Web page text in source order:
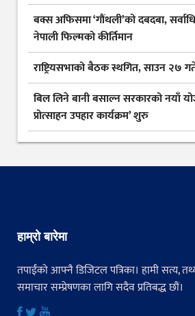
बक्स अफिसमा ‘गौंथली’को दबदबा,
नेपाली फिल्मको कीर्तिमान
राष्ट्रियसभाको बैठक स्थगित, साउन २७
बिल लिने बानी बसाल्न सरकारको नयाँ
प्रोत्साहन उपहार कार्यक्रम’ शुरु
हाम्रो बारेमा
तपाईंको आफ्नै डिजिटल पत्रिका। हामी सत्य,
समाचार सम्प्रेषणका लागि सदैव प्रतिबद्ध छौं।